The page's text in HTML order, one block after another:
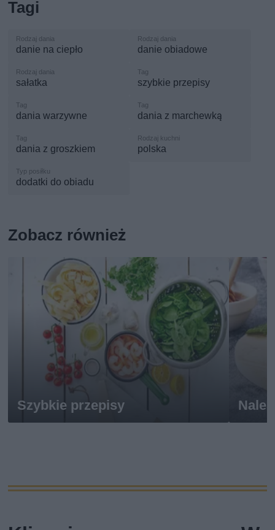
Tagi
danie na ciepło danie obiadowe
sałatka szybkie przepisy
dania warzywne dania z marchewką
dania z groszkiem polska
dodatki do obiadu
Zobacz również
Szybkie przepisy